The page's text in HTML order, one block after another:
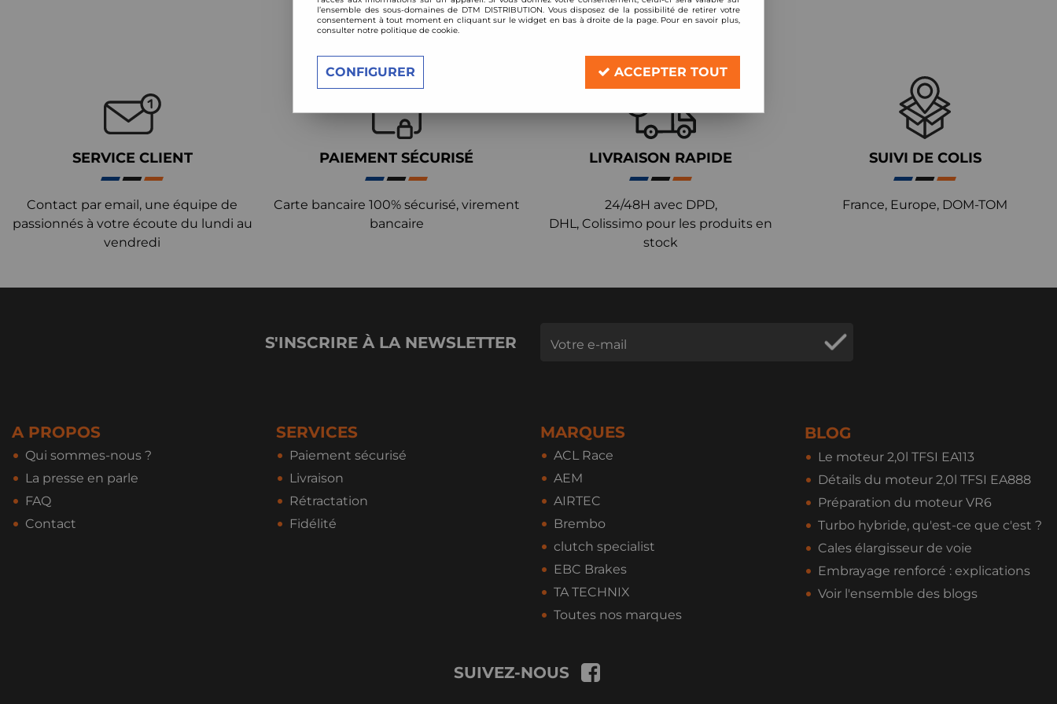
SERVICE CLIENT
Contact par email, une équipe de
passionnés à votre écoute du lundi au
vendredi
PAIEMENT SÉCURISÉ
Carte bancaire 100% sécurisé, virement
bancaire
LIVRAISON RAPIDE
24/48H avec DPD,
DHL, Colissimo pour les produits en
stock
SUIVI DE COLIS
France, Europe, DOM-TOM
S'INSCRIRE À LA NEWSLETTER
A PROPOS
Qui sommes-nous ?
La presse en parle
FAQ
Contact
SERVICES
Paiement sécurisé
Livraison
Rétractation
Fidélité
MARQUES
ACL Race
AEM
AIRTEC
Brembo
clutch specialist
EBC Brakes
TA TECHNIX
Toutes nos marques
BLOG
Le moteur 2,0l TFSI EA113
Détails du moteur 2,0l TFSI EA888
Préparation du moteur VR6
Turbo hybride, qu'est-ce que c'est ?
Cales élargisseur de voie
Embrayage renforcé : explications
Voir l'ensemble des blogs
SUIVEZ-NOUS
l’ensemble des sous-domaines de DTM DISTRIBUTION. Vous disposez de la possibilité de retirer votre
consentement à tout moment en cliquant sur le widget en bas à droite de la page. Pour en savoir plus,
consulter notre politique de cookie.
CONFIGURER ACCEPTER TOUT